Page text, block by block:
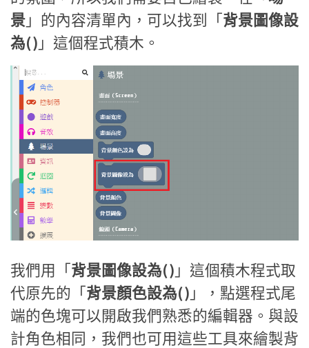
景 」的內容清單內，可以找到「 背景圖像設
為( ) 」這個程式積木。
我們用「 背景圖像設為( ) 」這個積木程式取
代原先的「 背景顏色設為( ) 」，點選程式尾
端的色塊可以開啟我們熟悉的編輯器。與設
計角色相同，我們也可用這些工具來繪製背